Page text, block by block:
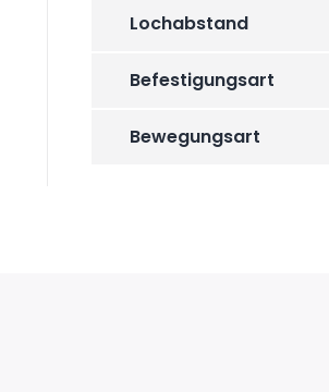
Lochabstand
Befestigungsart
Bewegungsart